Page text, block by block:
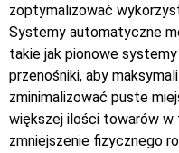
zoptymalizować
Systemy automatyczne
takie jak pionowe
przenośniki, aby
zminimalizować puste
większej ilości towarów w
zmniejszenie fizycznego